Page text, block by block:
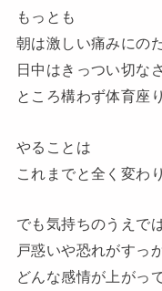
もっとも
朝は激しい痛みにの
日中はきっつい切な
ところ構わず体育座
やることは
これまでと全く変わ
でも気持ちのうえで
戸惑いや恐れがすっ
どんな感情が上がっ